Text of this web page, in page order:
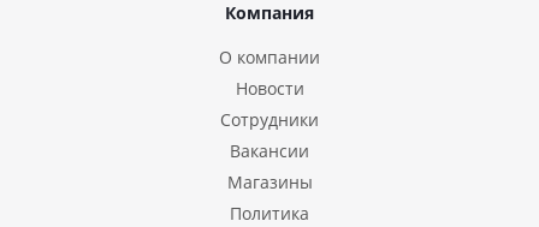
Компания
О компании
Новости
Сотрудники
Вакансии
Магазины
Политика